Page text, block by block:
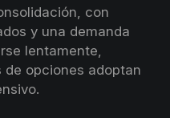
con
y una demanda
lentamente,
opciones adoptan